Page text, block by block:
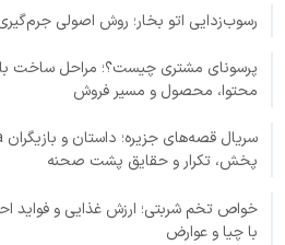
رسوب‌زدایی اتو بخار؛ روش اصولی
پرسونای مشتری چیست؟؛ مراحل ساخت با
محتوا، محصول و مسیر فروش
پخش، تکرار و حقایق پشت صحنه
خواص تخم شربتی؛ ارزش غذایی و فواید
با چیا و عوارض